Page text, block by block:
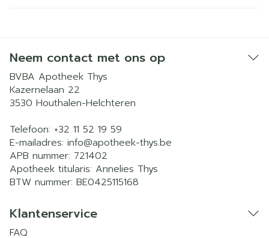
Neem contact met ons op
BVBA Apotheek Thys
Kazernelaan 22
3530 Houthalen-Helchteren
Telefoon: +32 11 52 19 59
E-mailadres: info@apotheek-thys.be
APB nummer: 721402
Apotheek titularis: Annelies Thys
BTW nummer: BE0425115168
Klantenservice
FAQ